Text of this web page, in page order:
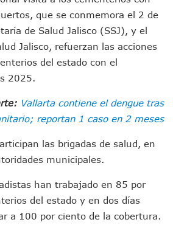
Necesitaba 600 Mil Empleos; Solo Generó 262 Mil
Terremoto Destruye Edificios Y Puentes En
Es El Sexto Mejor Alcalde De Jalisco, Según
20 Nuevos Camiones Al Corredor Bahía
Piden A Lemus Más Ministerios Públicos Para
De “El Mencho” Elevó Percepción De Inseguridad
Vallarta Incluye Reúne A Emprendedores
Imparten Taller En Puerto Vallarta
Señala Violaciones A Derechos De Víctima De
Crece En Camellones De La Principal Avenida
E Inundaciones No Detienen El Transporte Público
Aparato Auditivo A Don Juan Ramírez En Puerto
Castro Realiza Asamblea Informativa En La
que se conmemora el 2 de
de Salud Jalisco (SSJ), y el
Jalisco, refuerzan las acciones
del estado con el
2025.
Vallarta contiene el dengue tras
reportan 1 caso en 2 meses
las brigadas de salud, en
municipales.
han trabajado en 85 por
del estado y en dos días
a 100 por ciento de la cobertura.